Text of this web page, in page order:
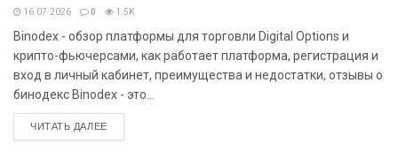
16.07.2026 0 1.5K
Binodex - обзор платформы для торговли Digital Options и
крипто-фьючерсами, как работает платформа, регистрация и
вход в личный кабинет, преимущества и недостатки, отзывы о
бинодекс Binodex - это...
ЧИТАТЬ ДАЛЕЕDETAILS